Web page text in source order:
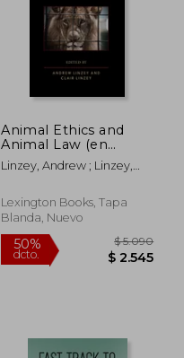
40%
dcto.
Animal Ethics and
Animal Law (en
Inglés)
Linzey, Andrew ; Linzey,
Lexington Books, Tapa
Blanda, Nuevo